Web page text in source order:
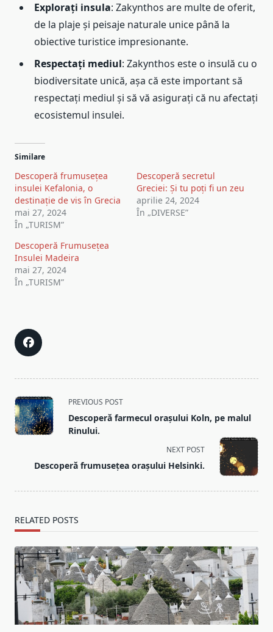
Explorați insula: Zakynthos are multe de oferit,
de la plaje și peisaje naturale unice până la
obiective turistice impresionante.
Respectați mediul: Zakynthos este o insulă cu o
biodiversitate unică, așa că este important să
respectați mediul și să vă asigurați că nu afectați
ecosistemul insulei.
Similare
Descoperă frumusețea
insulei Kefalonia, o
destinație de vis în Grecia
mai 27, 2024
În „TURISM”
Descoperă secretul
Greciei: Și tu poți fi un zeu
aprilie 24, 2024
În „DIVERSE”
Descoperă Frumusețea
Insulei Madeira
mai 27, 2024
În „TURISM”
<span
class="nav-
subtitle
reader-
text">Page</span>
PREVIOUS POST
Descoperă farmecul orașului Koln, pe malul
Rinului.
NEXT POST
Descoperă frumusețea orașului Helsinki.
RELATED POSTS